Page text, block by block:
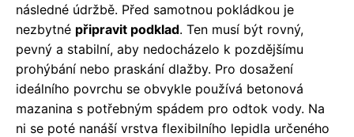
následné údržbě. Před samotnou pokládkou je
nezbytné připravit podklad. Ten musí být rovný,
pevný a stabilní, aby nedocházelo k pozdějšímu
prohýbání nebo praskání dlažby. Pro dosažení
ideálního povrchu se obvykle používá betonová
mazanina s potřebným spádem pro odtok vody. Na
ni se poté nanáší vrstva flexibilního lepidla určeného